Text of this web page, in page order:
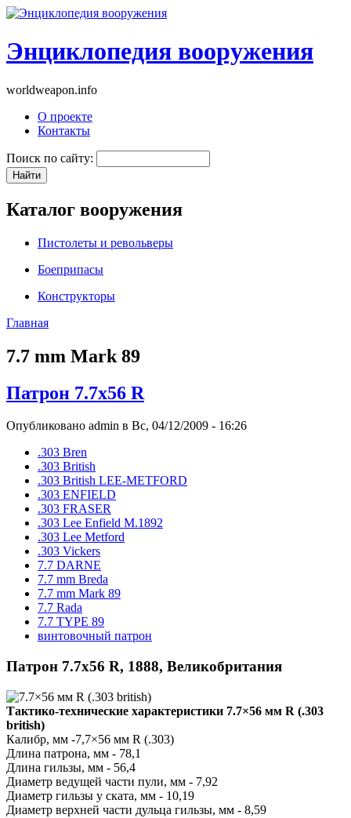
Энциклопедия вооружения
worldweapon.info
О проекте
Контакты
Поиск по сайту:
Каталог вооружения
Пистолеты и револьверы
Боеприпасы
Конструкторы
Главная
7.7 mm Mark 89
Патрон 7.7x56 R
Опубликовано admin в Вс, 04/12/2009 - 16:26
.303 Bren
.303 British
.303 British LEE-METFORD
.303 ENFIELD
.303 FRASER
.303 Lee Enfield M.1892
.303 Lee Metford
.303 Vickers
7.7 DARNE
7.7 mm Breda
7.7 mm Mark 89
7.7 Rada
7.7 TYPE 89
винтовочный патрон
Патрон 7.7x56 R, 1888, Великобритания
Тактико-технические характеристики 7.7×56 мм R (.303
british)
Калибр, мм -7,7×56 мм R (.303)
Длина патрона, мм - 78,1
Длина гильзы, мм - 56,4
Диаметр ведущей части пули, мм - 7,92
Диаметр гильзы у ската, мм - 10,19
Диаметр верхней части дульца гильзы, мм - 8,59